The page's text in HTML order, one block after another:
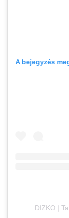
A bejegyzés
DIZKO |